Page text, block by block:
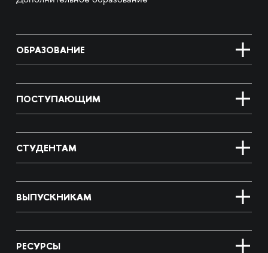
ОБРАЗОВАНИЕ
ПОСТУПАЮЩИМ
СТУДЕНТАМ
ВЫПУСКНИКАМ
РЕСУРСЫ